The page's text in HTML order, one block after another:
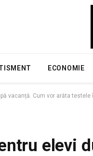
ECONOMIE
vacanță. Cum vor arăta
elevi